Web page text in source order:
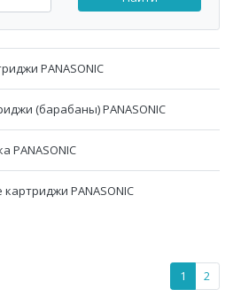
PANASONIC
(барабаны) PANASONIC
PANASONIC
PANASONIC
1 2